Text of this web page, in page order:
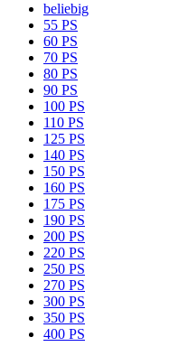
beliebig
55 PS
60 PS
70 PS
80 PS
90 PS
100 PS
110 PS
125 PS
140 PS
150 PS
160 PS
175 PS
190 PS
200 PS
220 PS
250 PS
270 PS
300 PS
350 PS
400 PS